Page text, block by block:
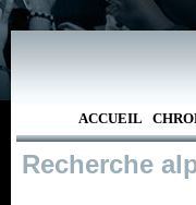
ACCUEIL
Recherche